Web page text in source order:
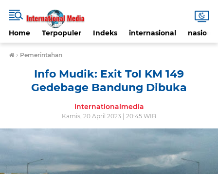
Home Terpopuler Indeks internasional nasional
› Pemerintahan
Info Mudik: Exit Tol KM 149
Gedebage Bandung Dibuka
internationalmedia
Kamis, 20 April 2023 | 20:45 WIB